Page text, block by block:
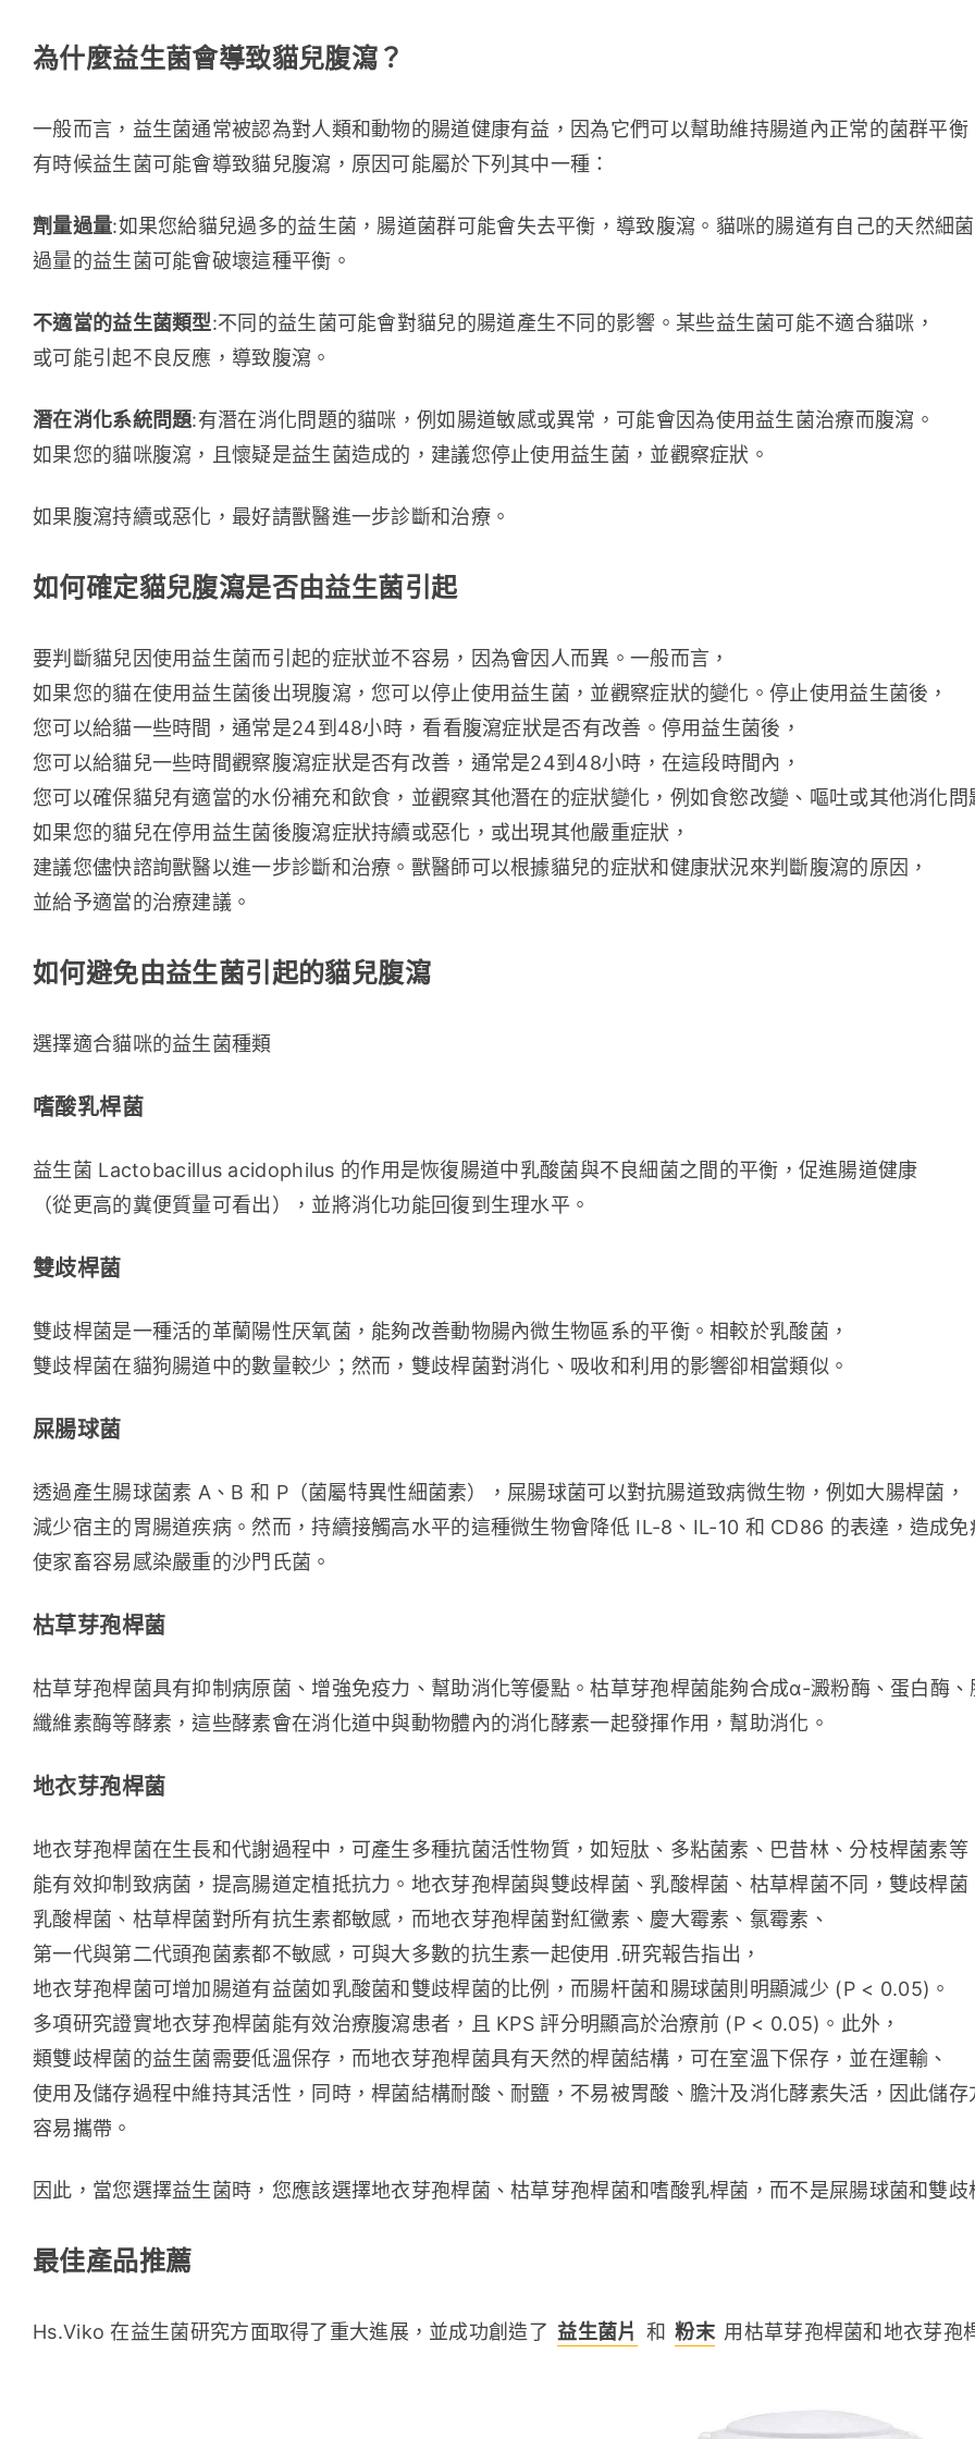
為什麼益生菌會導致貓兒腹瀉？
一般而言，益生菌通常被認為對人類和動物的腸道健康有益，因為它們可以幫助維持腸道內正常的菌群平衡
有時候益生菌可能會導致貓兒腹瀉，原因可能屬於下列其中一種：
劑量過量:如果您給貓兒過多的益生菌，腸道菌群可能會失去平衡，導致腹瀉。貓咪的腸道有自己的天然細菌
過量的益生菌可能會破壞這種平衡。
不適當的益生菌類型:不同的益生菌可能會對貓兒的腸道產生不同的影響。某些益生菌可能不適合貓咪，
或可能引起不良反應，導致腹瀉。
潛在消化系統問題:有潛在消化問題的貓咪，例如腸道敏感或異常，可能會因為使用益生菌治療而腹瀉。
如果您的貓咪腹瀉，且懷疑是益生菌造成的，建議您停止使用益生菌，並觀察症狀。
如果腹瀉持續或惡化，最好請獸醫進一步診斷和治療。
如何確定貓兒腹瀉是否由益生菌引起
要判斷貓兒因使用益生菌而引起的症狀並不容易，因為會因人而異。一般而言，
如果您的貓在使用益生菌後出現腹瀉，您可以停止使用益生菌，並觀察症狀的變化。停止使用益生菌後，
您可以給貓一些時間，通常是24到48小時，看看腹瀉症狀是否有改善。停用益生菌後，
您可以給貓兒一些時間觀察腹瀉症狀是否有改善，通常是24到48小時，在這段時間內，
您可以確保貓兒有適當的水份補充和飲食，並觀察其他潛在的症狀變化，例如食慾改變、嘔吐或其他消化問
如果您的貓兒在停用益生菌後腹瀉症狀持續或惡化，或出現其他嚴重症狀，
建議您儘快諮詢獸醫以進一步診斷和治療。獸醫師可以根據貓兒的症狀和健康狀況來判斷腹瀉的原因，
並給予適當的治療建議。
如何避免由益生菌引起的貓兒腹瀉
選擇適合貓咪的益生菌種類
嗜酸乳桿菌
益生菌 Lactobacillus acidophilus 的作用是恢復腸道中乳酸菌與不良細菌之間的平衡，促進腸道健康
（從更高的糞便質量可看出），並將消化功能回復到生理水平。
雙歧桿菌
雙歧桿菌是一種活的革蘭陽性厌氧菌，能夠改善動物腸內微生物區系的平衡。相較於乳酸菌，
雙歧桿菌在貓狗腸道中的數量較少；然而，雙歧桿菌對消化、吸收和利用的影響卻相當類似。
屎腸球菌
透過產生腸球菌素 A、B 和 P（菌屬特異性細菌素），屎腸球菌可以對抗腸道致病微生物，例如大腸桿菌，
減少宿主的胃腸道疾病。然而，持續接觸高水平的這種微生物會降低 IL-8、IL-10 和 CD86 的表達，造成免
使家畜容易感染嚴重的沙門氏菌。
枯草芽孢桿菌
枯草芽孢桿菌具有抑制病原菌、增強免疫力、幫助消化等優點。枯草芽孢桿菌能夠合成α-澱粉酶、蛋白酶、
纖維素酶等酵素，這些酵素會在消化道中與動物體內的消化酵素一起發揮作用，幫助消化。
地衣芽孢桿菌
地衣芽孢桿菌在生長和代謝過程中，可產生多種抗菌活性物質，如短肽、多粘菌素、巴昔林、分枝桿菌素等
能有效抑制致病菌，提高腸道定植抵抗力。地衣芽孢桿菌與雙歧桿菌、乳酸桿菌、枯草桿菌不同，雙歧桿菌
乳酸桿菌、枯草桿菌對所有抗生素都敏感，而地衣芽孢桿菌對紅黴素、慶大霉素、氯霉素、
第一代與第二代頭孢菌素都不敏感，可與大多數的抗生素一起使用 .研究報告指出，
地衣芽孢桿菌可增加腸道有益菌如乳酸菌和雙歧桿菌的比例，而腸杆菌和腸球菌則明顯減少 (P < 0.05)。
多項研究證實地衣芽孢桿菌能有效治療腹瀉患者，且 KPS 評分明顯高於治療前 (P < 0.05)。此外，
類雙歧桿菌的益生菌需要低溫保存，而地衣芽孢桿菌具有天然的桿菌結構，可在室溫下保存，並在運輸、
使用及儲存過程中維持其活性，同時，桿菌結構耐酸、耐鹽，不易被胃酸、膽汁及消化酵素失活，因此儲存
容易攜帶。
因此，當您選擇益生菌時，您應該選擇地衣芽孢桿菌、枯草芽孢桿菌和嗜酸乳桿菌，而不是屎腸球菌和雙歧
最佳產品推薦
Hs.Viko 在益生菌研究方面取得了重大進展，並成功創造了 益生菌片 和 粉末 用枯草芽孢桿菌和地衣芽孢